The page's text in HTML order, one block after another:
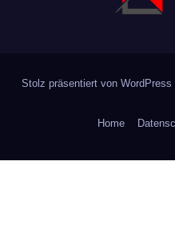
Stolz präsentiert von WordPress
Home